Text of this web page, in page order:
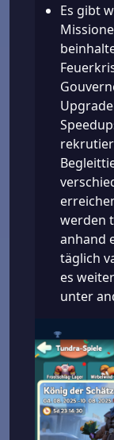
Es gibt
werden
anhand
täglich
es
unter